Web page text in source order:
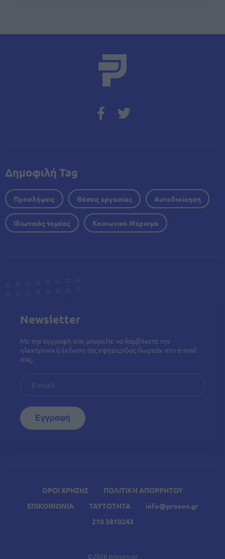
ΟΡΟΙ ΧΡΗΣΗΣ
ΠΟΛΙΤΙΚΗ ΑΠΟΡΡΗΤΟΥ
ΕΠΙΚΟΙΝΩΝΙΑ
ΤΑΥΤΟΤΗΤΑ
info@proson.gr
210 3810243
©2026 proson.gr
Δημοφιλή Tag
Προσλήψεις Θέσεις εργασίας Αυτοδιοίκηση
Ιδιωτικός τομέας Κοινωνικό Μέρισμα
Newsletter
Με την εγγραφή σας μπορείτε να λαμβάνετε την
ηλεκτρονική έκδοση της εφημερίδας δωρεάν στο e-mail
σας.